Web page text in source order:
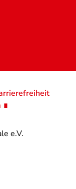
e.V.
∎